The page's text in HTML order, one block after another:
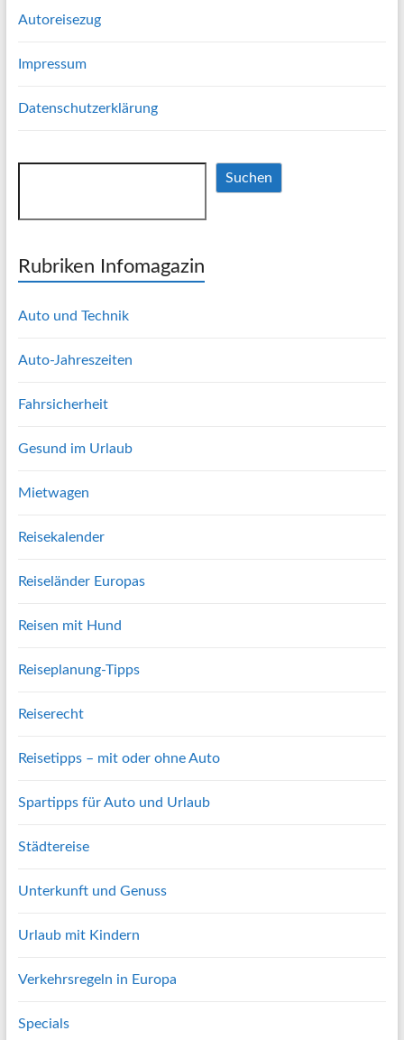
Autoreisezug
Impressum
Datenschutzerklärung
Suchen
Rubriken Infomagazin
Auto und Technik
Auto-Jahreszeiten
Fahrsicherheit
Gesund im Urlaub
Mietwagen
Reisekalender
Reiseländer Europas
Reisen mit Hund
Reiseplanung-Tipps
Reiserecht
Reisetipps – mit oder ohne Auto
Spartipps für Auto und Urlaub
Städtereise
Unterkunft und Genuss
Urlaub mit Kindern
Verkehrsregeln in Europa
Specials